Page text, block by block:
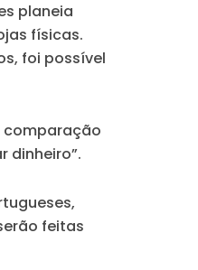
planeia
físicas.
foi possível
comparação
dinheiro”.
feitas